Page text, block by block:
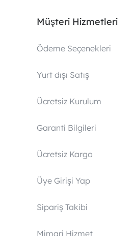
Müşteri Hizmetleri
Ödeme Seçenekleri
Yurt dışı Satış
Ücretsiz Kurulum
Garanti Bilgileri
Ücretsiz Kargo
Üye Girişi Yap
Sipariş Takibi
Mimari Hizmet